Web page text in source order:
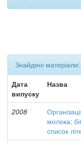
Знайдені матеріали:
Дата
випуску
Назва
2008
молока:
список